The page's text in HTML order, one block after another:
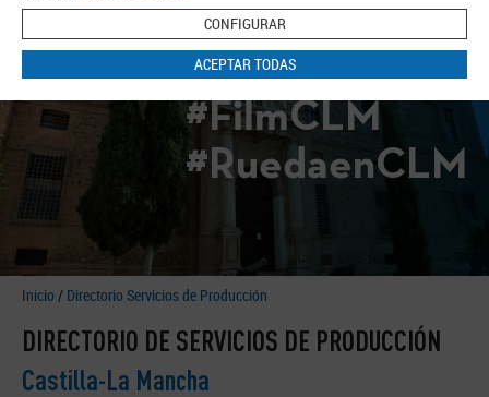
CONFIGURAR
ACEPTAR TODAS
#FilmCLM
#RuedaenCLM
Inicio / Directorio Servicios de Producción
DIRECTORIO DE SERVICIOS DE PRODUCCIÓN
Castilla-La Mancha